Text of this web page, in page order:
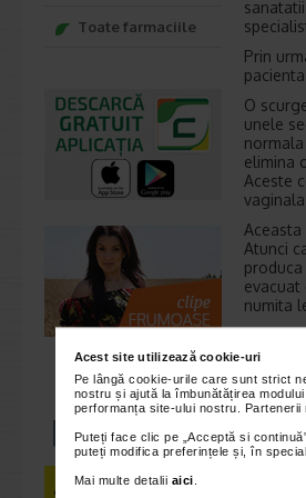
Acest site utilizează cookie-uri
Pe lângă cookie-urile care sunt strict
nostru și ajută la îmbunătățirea
performanța site-ului nostru.
Puteți face clic pe „Acceptă si
puteți modifica preferințele și, în
Mai multe detalii aici
Prin
O
unele
elimina
Aceste
Atunci
evacuat
numita
timpul
Pe de
cauza
Toate farmaciile